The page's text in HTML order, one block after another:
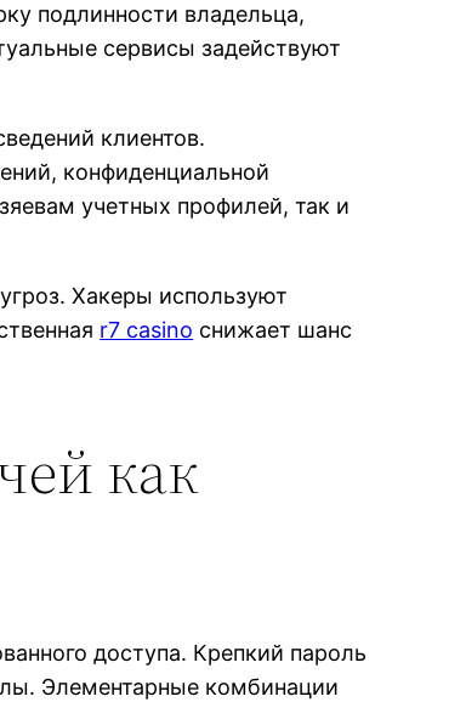
подлинности владельца,
сервисы задействуют
клиентов.
конфиденциальной
учетных профилей, так и
Хакеры используют
r7 casino снижает шанс
как
доступа. Крепкий пароль
Элементарные комбинации